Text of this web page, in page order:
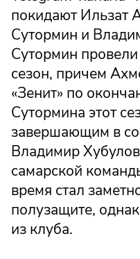
покидают Ильзат
Сутормин и
Сутормин
сезон, причем
«Зенит» по
Сутормина этот
завершающим в
Владимир
самарской
время стал
полузащите,
из клуба.